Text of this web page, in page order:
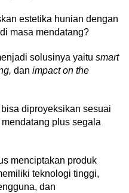
estetika hunian dengan
masa mendatang?
solusinya yaitu smart
dan impact on the
diproyeksikan sesuai
plus segala
menciptakan produk
teknologi tinggi,
dan